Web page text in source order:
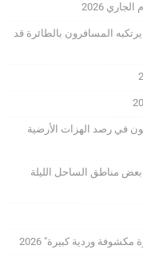
2026
المسافرون بالطائرة قد
في رصد الهزات الأرضية
بعض مناطق الساحل الليلة
وردية كبيرة" 2026